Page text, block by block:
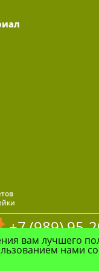
+7 (989) 95-
"Флоранж",
вам лучшего
нами